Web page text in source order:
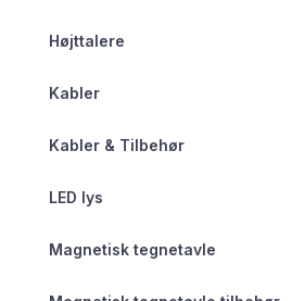
Højttalere
Kabler
Kabler & Tilbehør
LED lys
Magnetisk tegnetavle